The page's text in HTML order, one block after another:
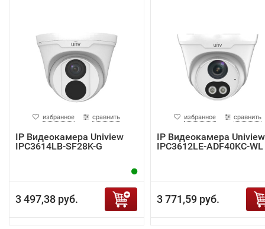
избранное сравнить
IP Видеокамера Uniview
IPC3614LB-SF28K-G
3 497,38 руб.
избранное сравнить
IP Видеокамера Uniview
IPC3612LE-ADF40KC-WL
3 771,59 руб.